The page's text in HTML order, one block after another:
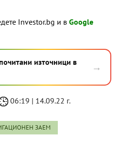
Investor.bg и в Google
източници в
→
06:19 | 14.09.22 г.
ЗАЕМ